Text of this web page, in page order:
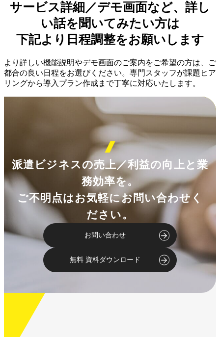
サービス詳細／デモ画面など、詳し
い話を聞いてみたい方は
下記より日程調整をお願いします
より詳しい機能説明やデモ画面のご案内をご希望の方は、ご
都合の良い日程をお選びください。専門スタッフが課題ヒア
リングから導入プラン作成まで丁寧に対応いたします。
派遣ビジネスの売上／利益の向上と業
務効率を。
ご不明点はお気軽にお問い合わせく
ださい。
お問い合わせ
無料 資料ダウンロード